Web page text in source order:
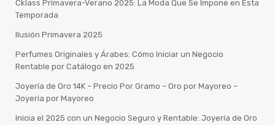
Cklass Primavera-Verano 2025: La Moda Que Se Impone en Esta
Temporada
Ilusión Primavera 2025
Perfumes Originales y Árabes: Cómo Iniciar un Negocio
Rentable por Catálogo en 2025
Joyería de Oro 14K – Precio Por Gramo – Oro por Mayoreo –
Joyeria por Mayoreo
Inicia el 2025 con un Negocio Seguro y Rentable: Joyería de Oro